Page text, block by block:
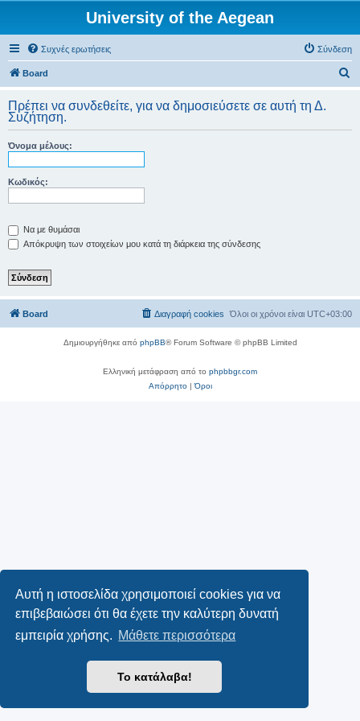
Αυτή η ιστοσελίδα χρησιμοποιεί cookies για να
επιβεβαιώσει ότι θα έχετε την καλύτερη δυνατή
εμπειρία χρήσης. Μάθετε περισσότερα
Το κατάλαβα!
University of the Aegean
Συχνές ερωτήσεις Σύνδεση
Board
ζ
Πρέπει να συνδεθείτε, για να δημοσιεύσετε σε αυτή τη Δ.
Συζήτηση.
Όνομα μέλους:
Κωδικός:
Να με θυμάσαι
Απόκρυψη των στοιχείων μου κατά τη διάρκεια της σύνδεσης
Board Όλοι οι χρόνοι είναι UTC+03:00
Διαγραφή cookies
Δημιουργήθηκε από phpBB® Forum Software © phpBB Limited
Ελληνική μετάφραση από το phpbbgr.com
Απόρρητο|Όροι